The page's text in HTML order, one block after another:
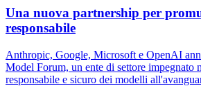
Una nuova partnership per
responsabile
Anthropic, Google, Microsoft e OpenAI
Model Forum, un ente di settore impegnato
responsabile e sicuro dei modelli